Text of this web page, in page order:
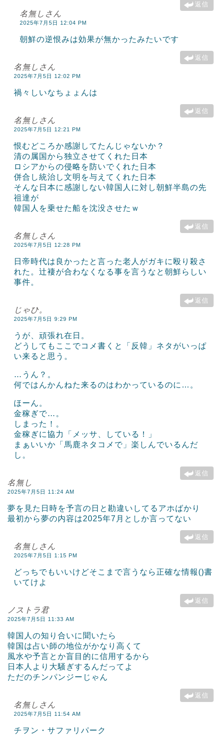
返信
名無しさん
2025年7月5日 12:04 PM
朝鮮の逆恨みは効果が無かったみたいです
返信
名無しさん
2025年7月5日 12:02 PM
禍々しいなちょょんは
返信
名無しさん
2025年7月5日 12:21 PM
恨むどころか感謝してたんじゃないか？
清の属国から独立させてくれた日本
ロシアからの侵略を防いでくれた日本
併合し統治し文明を与えてくれた日本
そんな日本に感謝しない韓国人に対し朝鮮半島の先
祖達が
韓国人を乗せた船を沈没させたｗ
返信
名無しさん
2025年7月5日 12:28 PM
日帝時代は良かったと言った老人がガキに殴り殺さ
れた。辻褄が合わなくなる事を言うなと朝鮮らしい
事件。
返信
じゃひ。
2025年7月5日 9:29 PM
うが、頑張れ在日。
どうしてもここでコメ書くと「反韓」ネタがいっぱ
い来ると思う。
…うん？。
何ではんかんねた来るのはわかっているのに…。
ほーん。
金稼ぎで…。
しまった！。
金稼ぎに協力「メッサ、している！」
まぁいいか「馬鹿ネタコメで」楽しんでいるんだ
し。
返信
名無し
2025年7月5日 11:24 AM
夢を見た日時を予言の日と勘違いしてるアホばかり
最初から夢の内容は2025年7月としか言ってない
返信
名無しさん
2025年7月5日 1:15 PM
どっちでもいいけどそこまで言うなら正確な情報()書
いてけよ
返信
ノストラ君
2025年7月5日 11:33 AM
韓国人の知り合いに聞いたら
韓国は占い師の地位がかなり高くて
風水や予言とか盲目的に信用するから
日本人より大騒ぎするんだってよ
ただのチンパンジーじゃん
返信
名無しさん
2025年7月5日 11:54 AM
チヲン・サファリパーク